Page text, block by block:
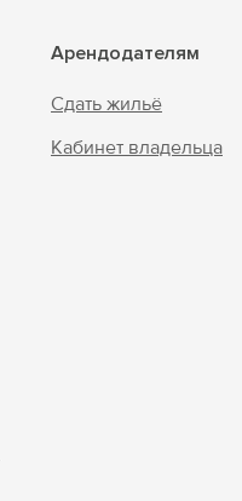
Арендодателям
Сдать жильё
Кабинет владельца